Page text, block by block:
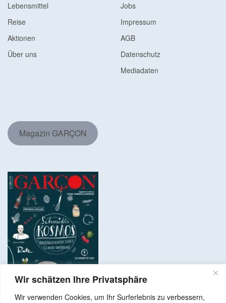
Wir schätzen Ihre Privatsphäre
Wir verwenden Cookies, um Ihr Surferlebnis zu verbessern,
Lebensmittel
Reise
Aktionen
Über uns
Jobs
Impressum
AGB
Datenschutz
Mediadaten
Magazin GARÇON